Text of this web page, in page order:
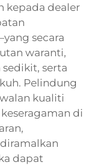
kepada dealer
secara
waranti,
serta
Pelindung
kualiti
di
dapat